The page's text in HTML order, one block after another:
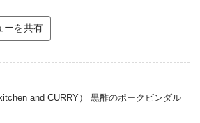
ーを共有
and CURRY） 黒酢のポークビンダル